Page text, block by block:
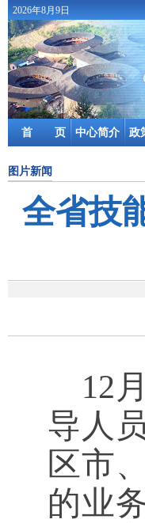
2026年8月9日
首 页 中心简介 政
图片新闻
全省技
12
导人
区市
的业